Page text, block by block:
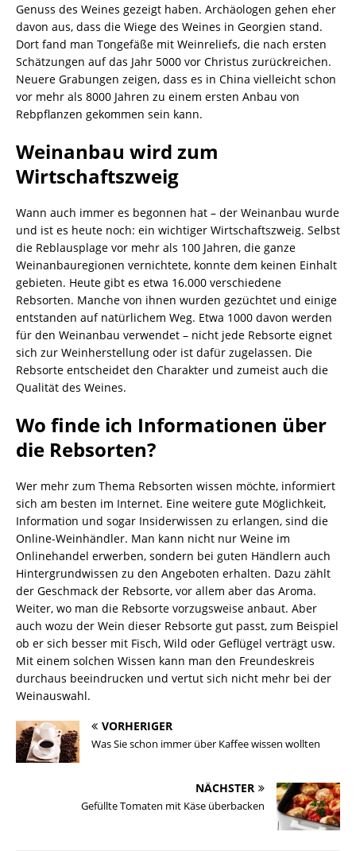
Genuss des Weines gezeigt haben. Archäologen gehen eher
davon aus, dass die Wiege des Weines in Georgien stand.
Dort fand man Tongefäße mit Weinreliefs, die nach ersten
Schätzungen auf das Jahr 5000 vor Christus zurückreichen.
Neuere Grabungen zeigen, dass es in China vielleicht schon
vor mehr als 8000 Jahren zu einem ersten Anbau von
Rebpflanzen gekommen sein kann.
Weinanbau wird zum
Wirtschaftszweig
Wann auch immer es begonnen hat – der Weinanbau wurde
und ist es heute noch: ein wichtiger Wirtschaftszweig. Selbst
die Reblausplage vor mehr als 100 Jahren, die ganze
Weinanbauregionen vernichtete, konnte dem keinen Einhalt
gebieten. Heute gibt es etwa 16.000 verschiedene
Rebsorten. Manche von ihnen wurden gezüchtet und einige
entstanden auf natürlichem Weg. Etwa 1000 davon werden
für den Weinanbau verwendet – nicht jede Rebsorte eignet
sich zur Weinherstellung oder ist dafür zugelassen. Die
Rebsorte entscheidet den Charakter und zumeist auch die
Qualität des Weines.
Wo finde ich Informationen über
die Rebsorten?
Wer mehr zum Thema Rebsorten wissen möchte, informiert
sich am besten im Internet. Eine weitere gute Möglichkeit,
Information und sogar Insiderwissen zu erlangen, sind die
Online-Weinhändler. Man kann nicht nur Weine im
Onlinehandel erwerben, sondern bei guten Händlern auch
Hintergrundwissen zu den Angeboten erhalten. Dazu zählt
der Geschmack der Rebsorte, vor allem aber das Aroma.
Weiter, wo man die Rebsorte vorzugsweise anbaut. Aber
auch wozu der Wein dieser Rebsorte gut passt, zum Beispiel
ob er sich besser mit Fisch, Wild oder Geflügel verträgt usw.
Mit einem solchen Wissen kann man den Freundeskreis
durchaus beeindrucken und vertut sich nicht mehr bei der
Weinauswahl.
VORHERIGER
Was Sie schon immer über Kaffee wissen wollten
NÄCHSTER
Gefüllte Tomaten mit Käse überbacken